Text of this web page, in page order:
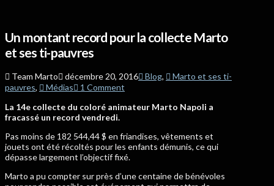
Un montant record pour la collecte Marto
et ses ti-pauvres
Team Marto décembre 20, 2016 Blog,
Marto et ses ti-
pauvres, Médias
1 Comment
La 14e collecte du coloré animateur Marto Napoli a
fracassé un record vendredi.
Pas moins de 182 544,44 $ en friandises, vêtements et
jouets ont été récoltés pour les enfants démunis, ce qui
dépasse largement l’objectif fixé.
Marto a pu compter sur près d’une centaine de bénévoles